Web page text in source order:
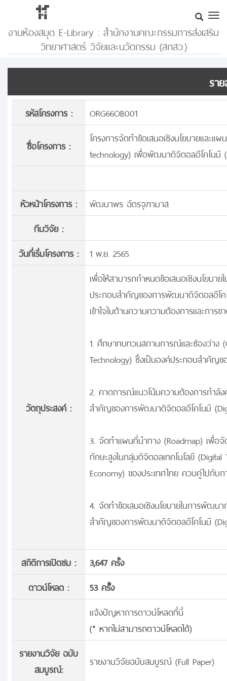
งานห้องสมุด E-Library : สำนักงานคณะกรรมการส่งเสริม
วิทยาศาสตร์ วิจัยและนวัตกรรม (สกสว.)
รา
รหัสโครงการ : ORG66OB001
ชื่อโครงการ :
โครงการจัดทำข้อเสนอเชิงนโยบายและ
technology) เพื่อพัฒนาดิจิตอลอีโคโนมี
หัวหน้าโครงการ :
พัฒนาพร ฉัตรจุฑามาส
ทีมวิจัย :
วันที่เริ่มโครงการ :
1 พ.ย. 2565
วัตถุประสงค์ :
เพื่อให้สามารถกำหนดข้อเสนอเชิงนโยบ
ประกอบสำคัญของการพัฒนาดิจิตอลอีโค
เข้าใจในด้านความความต้องการและการ
1. ศึกษาทบทวนสถานการณ์และช่องว่าง
Technology) ซึ่งเป็นองค์ประกอบสำคัญ
2. คาดการณ์แนวโน้มความต้องการกำลัง
สำคัญของการพัฒนาดิจิตอลอีโคโนมี
3. จัดทำแผนที่นำทาง (Roadmap) เพื่อ
ทักษะสูงในกลุ่มดิจิตอลเทคโนโลยี
Economy) ของประเทศไทย ควบคู่ไปกับก
4. จัดทำข้อเสนอเชิงนโยบายในการพัฒน
สำคัญของการพัฒนาดิจิตอลอีโคโนมี
สถิติการเปิดชม :
3,647 ครั้ง
ดาวน์โหลด :
53 ครั้้ง
แจ้งปัญหาการดาวน์โหลดที่นี่
(* หากไม่สามารถดาวน์โหลดได้)
รายงานวิจัย ฉบับ
สมบูรณ์:
รายงานวิจัยฉบับสมบูรณ์ (Full Paper)